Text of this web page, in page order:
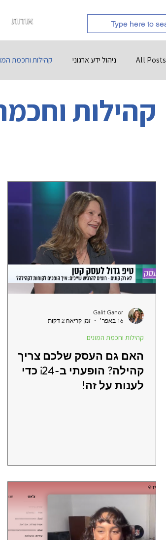
אודות
All Posts ניהול ידע ארגוני קהילות וחכמת
קהילות
האם גם העסק שלכם צריך
קהילה? הופעתי ב-i24 כדי
לענות על זה!
קהילות וחכמת המונים
Galit Ganor
16 באפר׳
זמן קריאה 2 דקות